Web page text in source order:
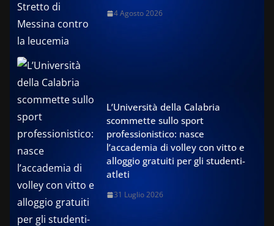
4 Agosto 2026
L’Università della Calabria
scommette sullo sport
professionistico: nasce
l’accademia di volley con vitto e
alloggio gratuiti per gli studenti-
atleti
31 Luglio 2026